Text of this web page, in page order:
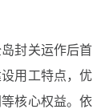
封关运作后首
用工特点，优
核心权益。依